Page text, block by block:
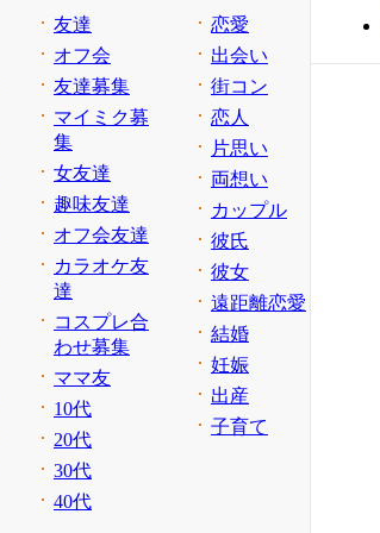
友達
オフ会
友達募集
マイミク募
集
女友達
趣味友達
オフ会友達
カラオケ友
達
コスプレ合
わせ募集
ママ友
10代
20代
30代
40代
恋愛
出会い
街コン
恋人
片思い
両想い
カップル
彼氏
彼女
遠距離恋愛
結婚
妊娠
出産
子育て